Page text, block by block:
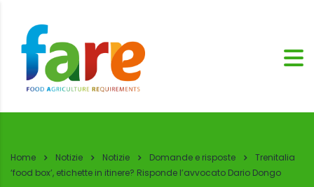
Home Notizie Notizie Domande e risposte
Trenitalia
‘food box’, etichette in itinere? Risponde l’avvocato Dario Dongo